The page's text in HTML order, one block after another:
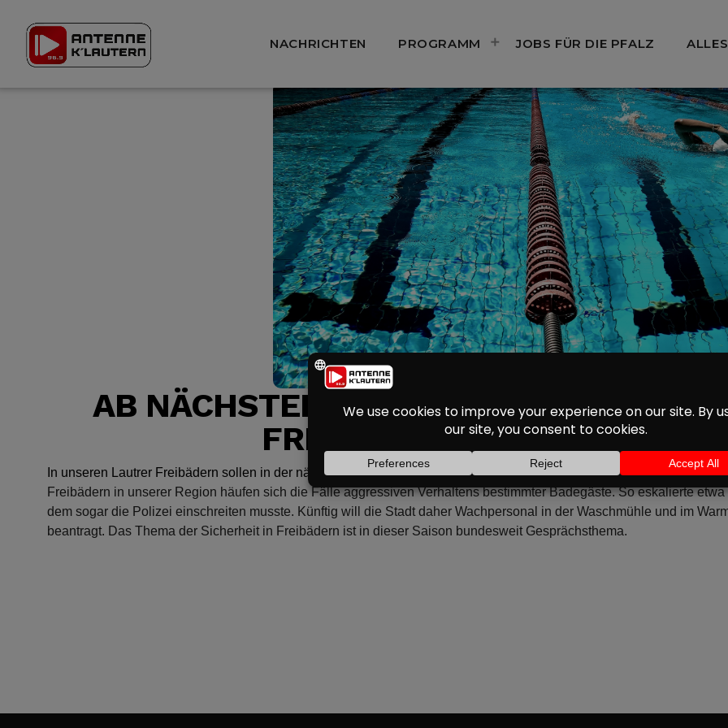
NACHRICHTEN PROGRAMM JOBS FÜR DIE PFALZ
AB NÄCHSTER SAISON SOLLEN
FREIBÄDERN EINGESETZT
In unseren Lautrer Freibädern sollen in der nächsten Saisonprofessionelle Sicherheitsdienste eingesetzt werden.
Freibädern in unserer Region häufen sich die Fälle aggressiven Verhaltens bestimmter Badegäste. So eskalierte
dem sogar die Polizei einschreiten musste. Künftig will die Stadt daher Wachpersonal in der Waschmühle und im
beantragt. Das Thema der Sicherheit in Freibädern ist in dieser Saison bundesweit Gesprächsthema.